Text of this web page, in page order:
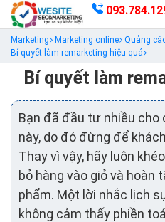
Marketing Marketing online Quảng
Bí quyết làm remarketing hiệu quả
Bí quyết làm
Bạn đã đầu tư nhiều cho
này, do đó đừng để
Thay vì vậy, hãy luôn
bỏ hàng vào giỏ và hoàn
phẩm. Một lời nhắc lịch
không cảm thấy phiền